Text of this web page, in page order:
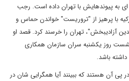
ای به پیوندهایش با تهران داده است. رجب
با پرهیز از "تروریست" خواندن حماس و
آزادیبخش"، تهران را خرسند کرد. قصد او
روز یکشنبه سران سازمان همکاری
باشد.
پی آن هستند که ببینند آیا همگرایی شان در